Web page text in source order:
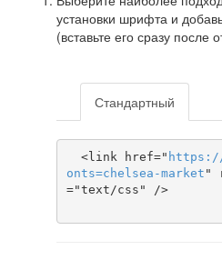
установки шрифта и
(вставьте его сразу после
Стандартный
  <link href="
https
onts=chelsea-market "
="text/css" />